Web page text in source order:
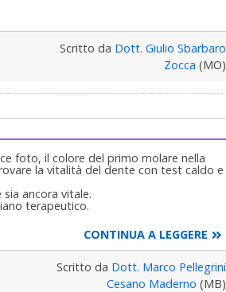
Scritto da Dott. Giulio Sbarbaro
Zocca (MO)
foto, il colore del primo molare nella
la vitalità del dente con test caldo e
ancora vitale.
terapeutico.
CONTINUA A LEGGERE
Scritto da Dott. Marco Pellegrini
Cesano Maderno (MB)